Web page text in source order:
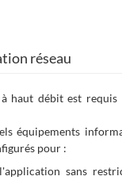
réseau
haut débit est
équipements
pour :
sans